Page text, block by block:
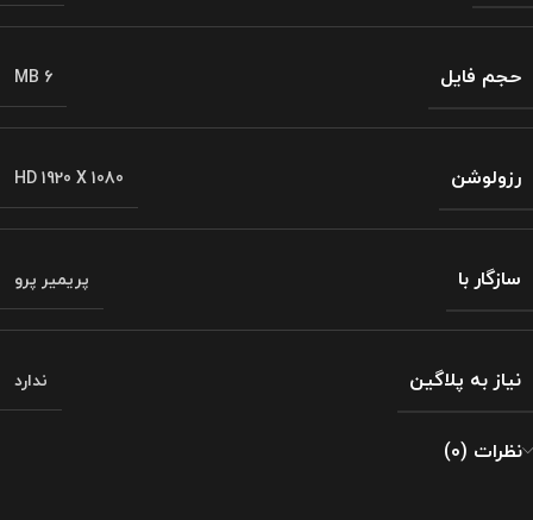
حجم فایل MB 6
رزولوشن HD 1920 X 1080
سازگار با پریمیر پرو
نیاز به پلاگین ندارد
نظرات (0)